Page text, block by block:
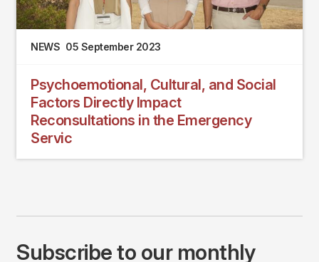
NEWS 05 September 2023
Psychoemotional, Cultural, and Social
Factors Directly Impact
Reconsultations in the Emergency
Servic
Subscribe to our monthly